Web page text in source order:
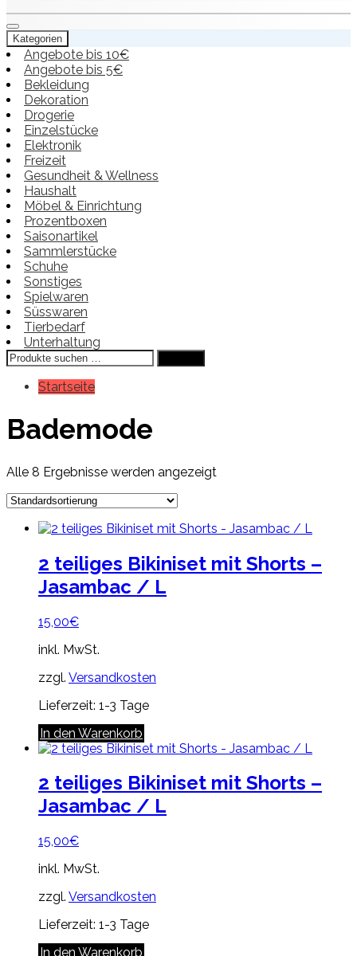
Kategorien
Angebote bis 10€
Angebote bis 5€
Bekleidung
Dekoration
Drogerie
Einzelstücke
Elektronik
Freizeit
Gesundheit & Wellness
Haushalt
Möbel & Einrichtung
Prozentboxen
Saisonartikel
Sammlerstücke
Schuhe
Sonstiges
Spielwaren
Süsswaren
Tierbedarf
Unterhaltung
Suchen
nach:
Startseite
Bademode
Alle 8 Ergebnisse werden angezeigt
2 teiliges Bikiniset mit Shorts –
Jasambac / L
15,00€
inkl. MwSt.
zzgl. Versandkosten
Lieferzeit: 1-3 Tage
In den Warenkorb
2 teiliges Bikiniset mit Shorts –
Jasambac / L
15,00€
inkl. MwSt.
zzgl. Versandkosten
Lieferzeit: 1-3 Tage
In den Warenkorb